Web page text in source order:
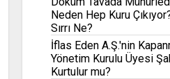
Neden Hep Kuru
Sırrı Ne?
İflas Eden A.Ş.'nin
Yönetim Kurulu Üyesi
Kurtulur mu?